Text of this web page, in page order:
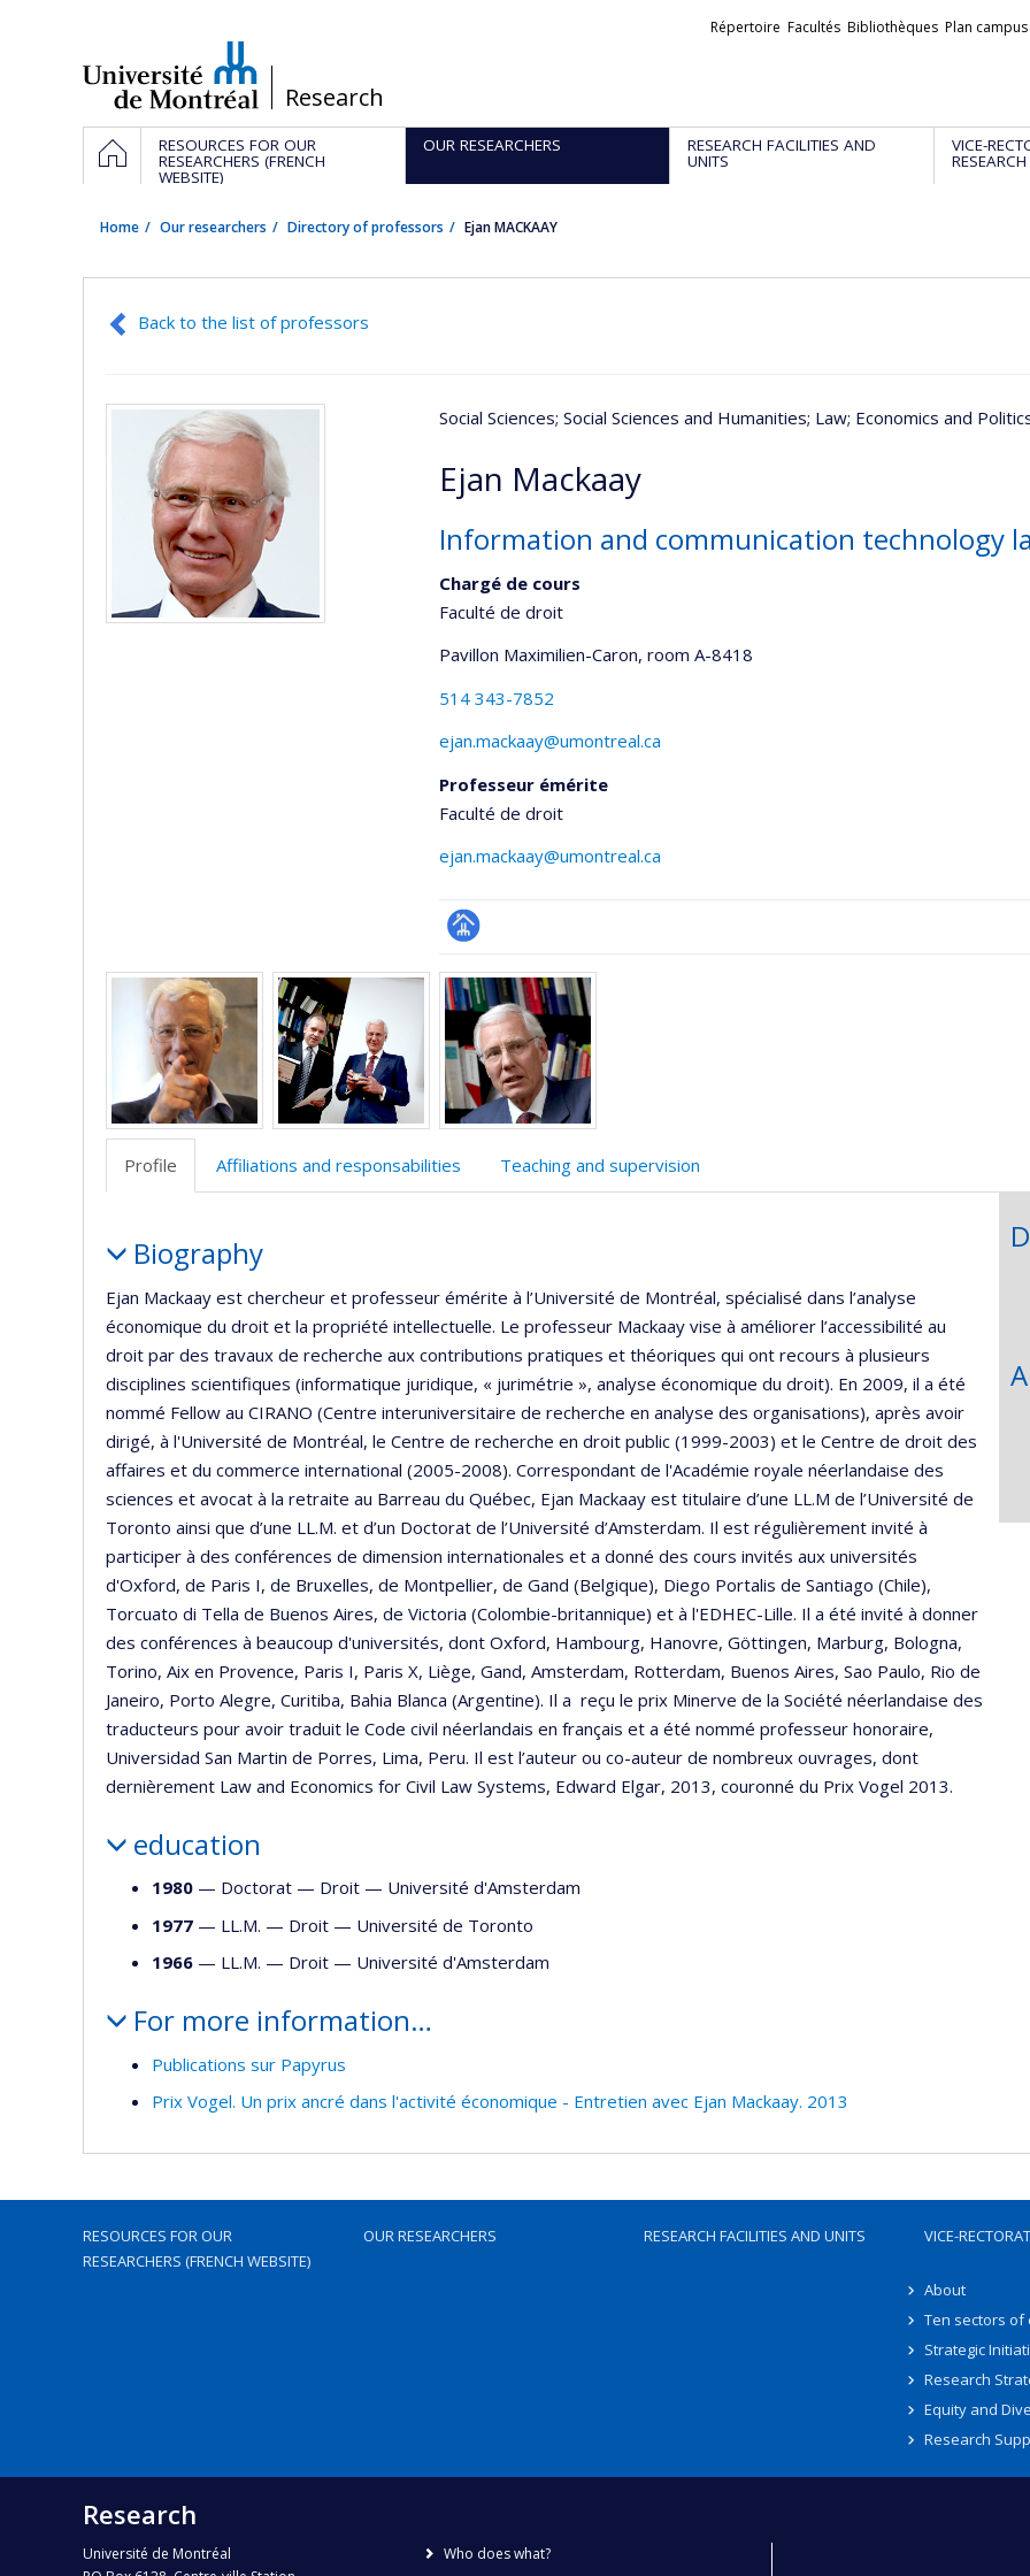
/Research
Liens
Répertoire Facultés Bibliothèques Plan campus
Navigation
principale
HOMERESOURCES FOR OUR
RESEARCHERS (FRENCH
WEBSITE)
OUR RESEARCHERS RESEARCH FACILITIES AND
UNITS
VICE-
RESEARCH
Home Our researchers Directory of professors Ejan MACKAAY
Back to the list of professors
Social Sciences; Social Sciences and Humanities; Law; Economics and
Ejan Mackaay
Information and communication technology
Chargé de cours
Faculté de droit
Pavillon Maximilien-Caron, room A-8418
514 343-7852
ejan.mackaay@umontreal.ca
Professeur émérite
Faculté de droit
ejan.mackaay@umontreal.ca
Page
professionnelle
(faculté,département,école)
Media
Profile Affiliations and responsabilities Teaching and supervision
Biography
Ejan Mackaay est chercheur et professeur émérite à l’Université de Montréal, spécialisé dans l’analyse
économique du droit et la propriété intellectuelle. Le professeur Mackaay vise à améliorer l’accessibilité au
droit par des travaux de recherche aux contributions pratiques et théoriques qui ont recours à plusieurs
disciplines scientifiques (informatique juridique, « jurimétrie », analyse économique du droit). En 2009, il a été
nommé Fellow au CIRANO (Centre interuniversitaire de recherche en analyse des organisations), après avoir
dirigé, à l'Université de Montréal, le Centre de recherche en droit public (1999-2003) et le Centre de droit des
affaires et du commerce international (2005-2008). Correspondant de l'Académie royale néerlandaise des
sciences et avocat à la retraite au Barreau du Québec, Ejan Mackaay est titulaire d’une LL.M de l’Université de
Toronto ainsi que d’une LL.M. et d’un Doctorat de l’Université d’Amsterdam. Il est régulièrement invité à
participer à des conférences de dimension internationales et a donné des cours invités aux universités
d'Oxford, de Paris I, de Bruxelles, de Montpellier, de Gand (Belgique), Diego Portalis de Santiago (Chile),
Torcuato di Tella de Buenos Aires, de Victoria (Colombie-britannique) et à l'EDHEC-Lille. Il a été invité à donner
des conférences à beaucoup d'universités, dont Oxford, Hambourg, Hanovre, Göttingen, Marburg, Bologna,
Torino, Aix en Provence, Paris I, Paris X, Liège, Gand, Amsterdam, Rotterdam, Buenos Aires, Sao Paulo, Rio de
Janeiro, Porto Alegre, Curitiba, Bahia Blanca (Argentine). Il a reçu le prix Minerve de la Société néerlandaise des
traducteurs pour avoir traduit le Code civil néerlandais en français et a été nommé professeur honoraire,
Universidad San Martin de Porres, Lima, Peru. Il est l’auteur ou co-auteur de nombreux ouvrages, dont
dernièrement Law and Economics for Civil Law Systems, Edward Elgar, 2013, couronné du Prix Vogel 2013.
education
1980 — Doctorat — Droit — Université d'Amsterdam
1977 — LL.M. — Droit — Université de Toronto
1966 — LL.M. — Droit — Université d'Amsterdam
For more information…
Publications sur Papyrus
Prix Vogel. Un prix ancré dans l'activité économique - Entretien avec Ejan Mackaay. 2013
RESOURCES FOR OUR
RESEARCHERS (FRENCH WEBSITE)
OUR RESEARCHERS RESEARCH FACILITIES AND UNITS VICE-
About
Ten sectors of
Strategic
Research
Equity and
Research
Research
Université de Montréal
Who does what?